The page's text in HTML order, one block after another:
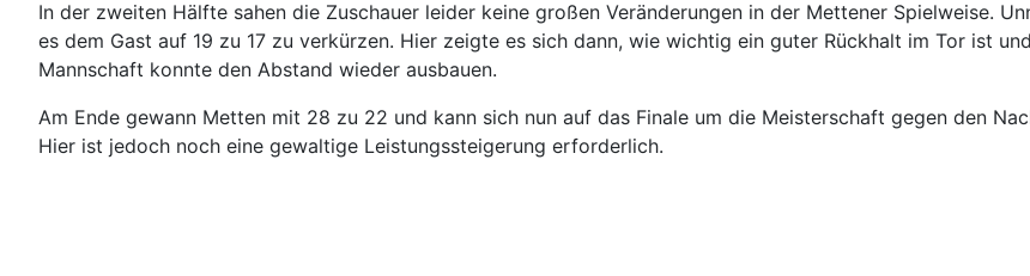
In der zweiten Hälfte sahen die Zuschauer leider keine großen Veränderungen in der Mettener Spielweise.
es dem Gast auf 19 zu 17 zu verkürzen. Hier zeigte es sich dann, wie wichtig ein guter Rückhalt im Tor ist
Mannschaft konnte den Abstand wieder ausbauen.
Am Ende gewann Metten mit 28 zu 22 und kann sich nun auf das Finale um die Meisterschaft gegen den
Hier ist jedoch noch eine gewaltige Leistungssteigerung erforderlich.